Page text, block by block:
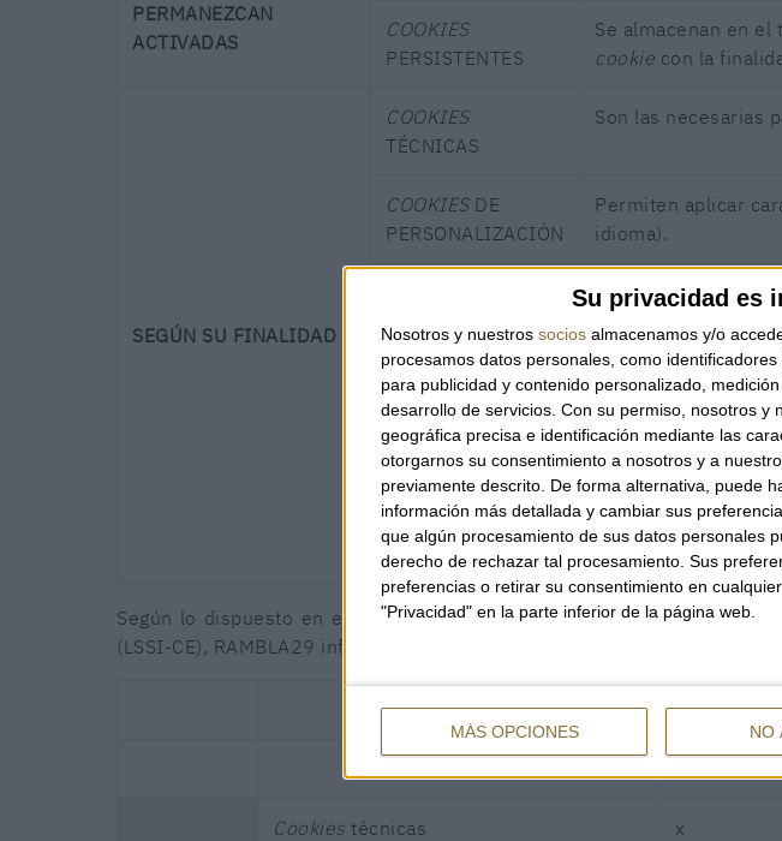
Su privacidad es
Nosotros y nuestros socios almacenamos y/o
procesamos datos personales, como
para publicidad y contenido personalizado,
desarrollo de servicios. Con su permiso, nosotros y
geográfica precisa e identificación mediante las
otorgarnos su consentimiento a nosotros y a
previamente descrito. De forma alternativa, puede
información más detallada y cambiar sus
que algún procesamiento de sus datos personales
derecho de rechazar tal procesamiento. Sus
preferencias o retirar su consentimiento en
"Privacidad" en la parte inferior de la página web.
MÁS OPCIONES NO
PERMANEZCAN
ACTIVADAS
COOKIES
PERSISTENTES
Se almacenan en
cookie con la
SEGÚN SU FINALIDAD
COOKIES
TÉCNICAS
Son las necesarias
COOKIESDE
PERSONALIZACIÓN
Permiten aplicar
idioma).
Permiten al
finalidad de llevar
contenidos más
COOKIES
PUBLICITARIAS
Permiten al editor
COOKIESDE
PUBLICIDAD
COMPORTAMENTAL
Permiten al editor
través de los
Según lo dispuesto en el artículo 22.2 de la Ley 34/2002, de 11 de
(LSSI-CE), RAMBLA29 informa de las
TIPOS DE
Cookies técnicas x